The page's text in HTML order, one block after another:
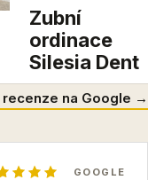
Zubní
ordinace
Silesia Dent
recenze na Google →
GOOGLE